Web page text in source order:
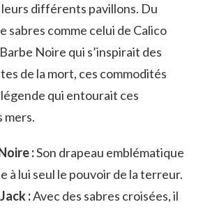
différents pavillons. Du
sabres comme celui de Calico
Noire qui s’inspirait des
de la mort, ces commodités
qui entourait ces
mers.
:Son drapeau emblématique
à lui seul le pouvoir de la terreur.
:Avec des sabres croisées, il